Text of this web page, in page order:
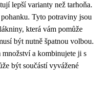
lepší varianty než tarhoňa.
Tyto potraviny jsou
která vám pomůže
být nutně špatnou volbou.
a kombinujete ji s
být součástí vyvážené